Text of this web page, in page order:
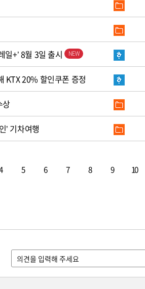
일+’ 8월 3일 출시
KTX 20% 할인쿠폰 증정
상
’ 기차여행
5 6 7 8 9 10